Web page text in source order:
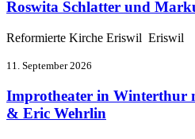
Roswita Schlatter und
Reformierte Kirche Eriswil Eriswil
11. September 2026
Improtheater in Winterthur
& Eric Wehrlin